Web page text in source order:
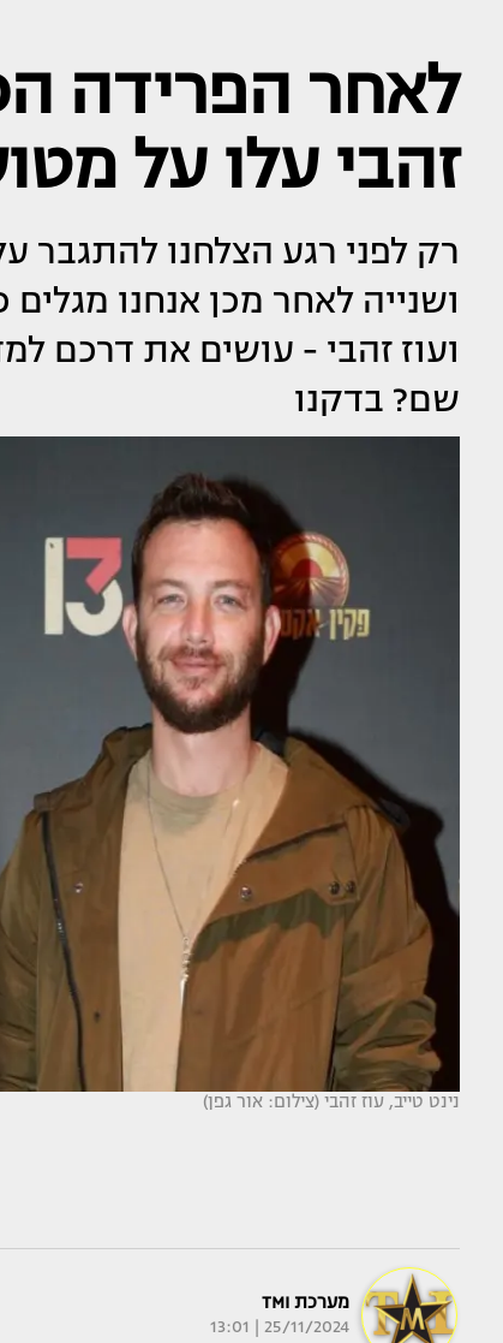
לאחר הפרידה
זהבי עלו על
רק לפני רגע הצלחנו להתגבר
ושנייה לאחר מכן אנחנו מגלים
ועוז זהבי - עושים את דרכם
שם? בדקנו
נינט טייב, עוז זהבי (צילום: אור גפן)
מערכת TMI
25/11/2024 | 13:01